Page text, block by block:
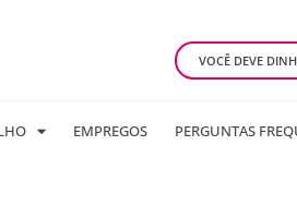
VOCÊ DEVE
EMPREGOS PERGUNTAS